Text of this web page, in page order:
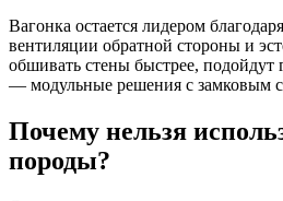
Вагонка остается лидером
вентиляции обратной стороны и
обшивать стены быстрее, подойдут
— модульные решения с замковым
Почему нельзя
породы?